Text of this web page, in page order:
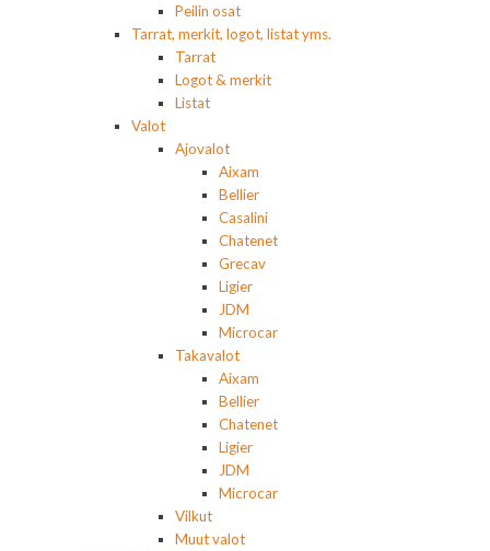
Peilin osat
Tarrat, merkit, logot, listat yms.
Tarrat
Logot & merkit
Listat
Valot
Ajovalot
Aixam
Bellier
Casalini
Chatenet
Grecav
Ligier
JDM
Microcar
Takavalot
Aixam
Bellier
Chatenet
Ligier
JDM
Microcar
Vilkut
Muut valot